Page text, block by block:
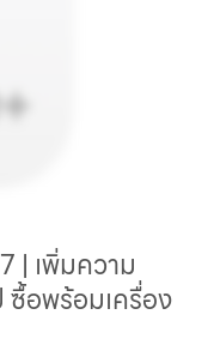
| เพิ่มความ
อพร้อมเครื่อง